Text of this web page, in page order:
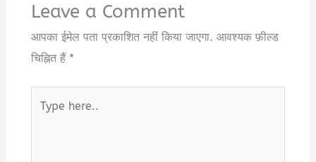
Leave a Comment
आपका ईमेल पता प्रकाशित नहीं किया जाएगा. आवश्यक फ़ील्ड
चिह्नित हैं *
here..